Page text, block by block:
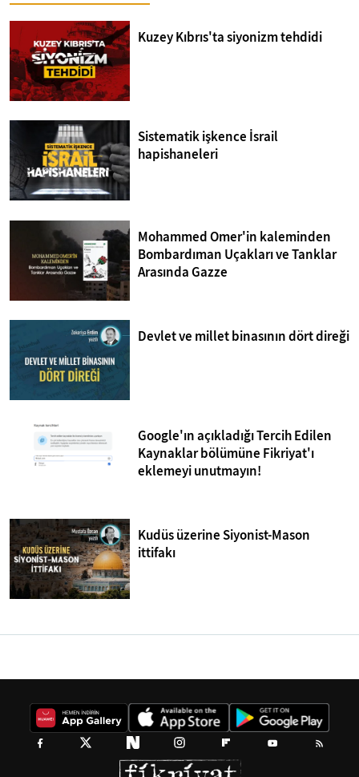
Kuzey Kıbrıs'ta siyonizm tehdidi
Sistematik işkence İsrail
hapishaneleri
Mohammed Omer'in kaleminden
Bombardıman Uçakları ve Tanklar
Arasında Gazze
Devlet ve millet binasının dört direği
Google'ın açıkladığı Tercih Edilen
Kaynaklar bölümüne Fikriyat'ı
eklemeyi unutmayın!
Kudüs üzerine Siyonist-Mason
ittifakı